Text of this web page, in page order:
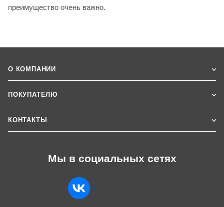
преимущество очень важно.
О КОМПАНИИ
ПОКУПАТЕЛЮ
КОНТАКТЫ
Мы в социальных сетях